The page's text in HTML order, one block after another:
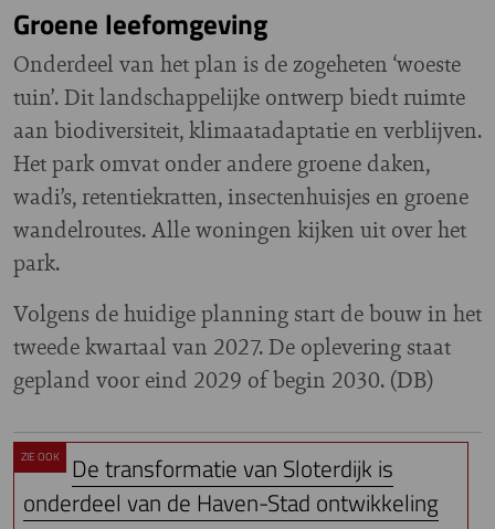
Groene leefomgeving
Onderdeel van het plan is de zogeheten ‘woeste
tuin’. Dit landschappelijke ontwerp biedt ruimte
aan biodiversiteit, klimaatadaptatie en verblijven.
Het park omvat onder andere groene daken,
wadi’s, retentiekratten, insectenhuisjes en groene
wandelroutes. Alle woningen kijken uit over het
park.
Volgens de huidige planning start de bouw in het
tweede kwartaal van 2027. De oplevering staat
gepland voor eind 2029 of begin 2030. (DB)
ZIE OOK
De transformatie van Sloterdijk is
onderdeel van de Haven-Stad ontwikkeling